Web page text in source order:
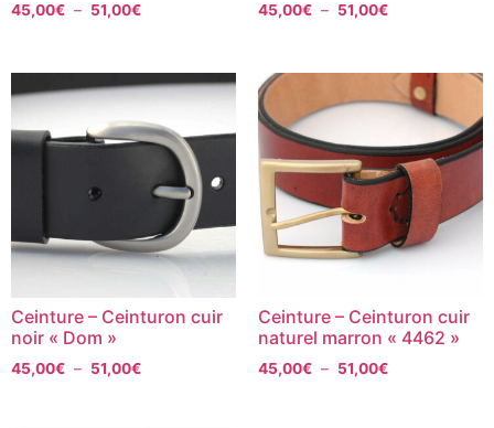
45,00€ – 51,00€ 45,00€ – 51,00€
Ceinture – Ceinturon cuir
noir « Dom »
45,00€ – 51,00€
Ceinture – Ceinturon cuir
naturel marron « 4462 »
45,00€ – 51,00€